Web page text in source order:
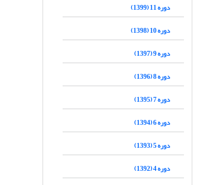
دوره 11 (1399)
دوره 10 (1398)
دوره 9 (1397)
دوره 8 (1396)
دوره 7 (1395)
دوره 6 (1394)
دوره 5 (1393)
دوره 4 (1392)